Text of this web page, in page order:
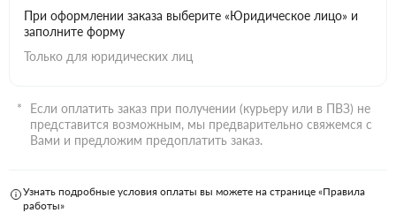
При оформлении заказа выберите «Юридическое лицо» и
заполните форму
Только для юридических лиц
Если оплатить заказ при получении (курьеру или в ПВЗ) не
представится возможным, мы предварительно свяжемся с
Вами и предложим предоплатить заказ.
Узнать подробные условия оплаты вы можете на странице «Правила
работы»